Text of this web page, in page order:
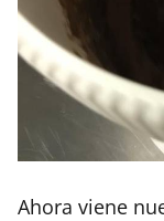
Ahora viene